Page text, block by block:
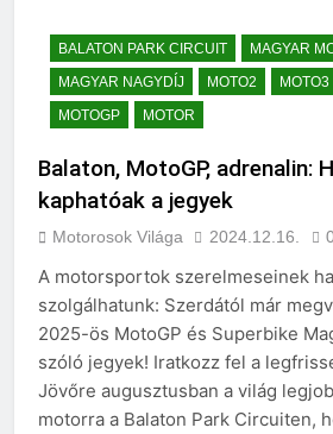
BALATON PARK CIRCUIT
MAGYAR
MAGYAR NAGYDÍJ
MOTO2 MOTO3
MOTOGP
MOTOR
Balaton, MotoGP, adrenalin:
kaphatóak a jegyek
Motorosok Világa 2024.12.16.
A motorsportok szerelmeseinek
szolgálhatunk: Szerdától már
2025-ös MotoGP és Superbike
szóló jegyek! Iratkozz fel a
Jövőre augusztusban a világ
motorra a Balaton Park Circuiten,